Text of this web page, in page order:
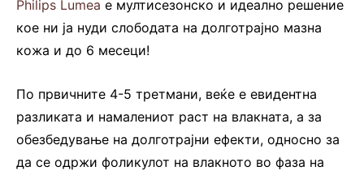
Philips Lumea е мултисезонско и идеално решение
кое ни ја нуди слободата на долготрајно мазна
кожа и до 6 месеци!
По првичните 4-5 третмани, веќе е евидентна
разликата и намалениот раст на влакната, а за
обезбедување на долготрајни ефекти, односно за
да се одржи фоликулот на влакното во фаза на